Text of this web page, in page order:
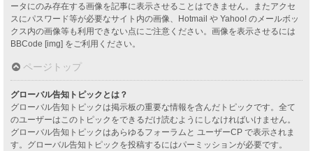
ータにのみ存在する画像を記事に表示させることはできません。またアクセ
スにパスワード等が必要なサイト内の画像、Hotmail や Yahoo! のメールボッ
クス内の画像等も利用できない点にご注意ください。画像を表示させるには
BBCode [img] をご利用ください。
ページトップ
グローバル告知トピックとは？
グローバル告知トピックは掲示板の重要な情報を含んだトピックです。全て
のユーザーはこのトピックをできるだけ読むようにしなければいけません。
グローバル告知トピックはあらゆるフォーラムと ユーザーCP で表示されま
す。グローバル告知トピックを投稿するにはパーミッションが必要です。